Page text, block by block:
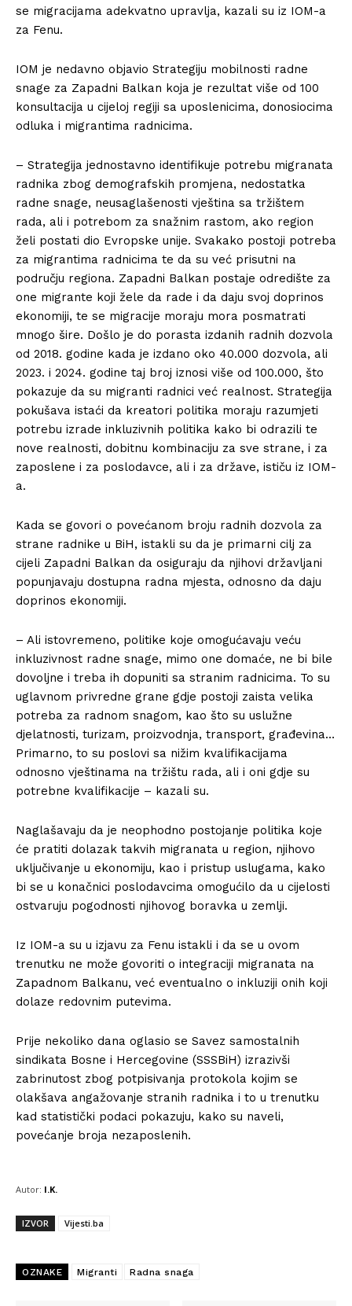
se migracijama adekvatno upravlja, kazali su iz IOM-a
za Fenu.
IOM je nedavno objavio Strategiju mobilnosti radne
snage za Zapadni Balkan koja je rezultat više od 100
konsultacija u cijeloj regiji sa uposlenicima, donosiocima
odluka i migrantima radnicima.
– Strategija jednostavno identifikuje potrebu migranata
radnika zbog demografskih promjena, nedostatka
radne snage, neusaglašenosti vještina sa tržištem
rada, ali i potrebom za snažnim rastom, ako region
želi postati dio Evropske unije. Svakako postoji potreba
za migrantima radnicima te da su već prisutni na
području regiona. Zapadni Balkan postaje odredište za
one migrante koji žele da rade i da daju svoj doprinos
ekonomiji, te se migracije moraju mora posmatrati
mnogo šire. Došlo je do porasta izdanih radnih dozvola
od 2018. godine kada je izdano oko 40.000 dozvola, ali
2023. i 2024. godine taj broj iznosi više od 100.000, što
pokazuje da su migranti radnici već realnost. Strategija
pokušava istaći da kreatori politika moraju razumjeti
potrebu izrade inkluzivnih politika kako bi odrazili te
nove realnosti, dobitnu kombinaciju za sve strane, i za
zaposlene i za poslodavce, ali i za države, ističu iz IOM-
a.
Kada se govori o povećanom broju radnih dozvola za
strane radnike u BiH, istakli su da je primarni cilj za
cijeli Zapadni Balkan da osiguraju da njihovi državljani
popunjavaju dostupna radna mjesta, odnosno da daju
doprinos ekonomiji.
– Ali istovremeno, politike koje omogućavaju veću
inkluzivnost radne snage, mimo one domaće, ne bi bile
dovoljne i treba ih dopuniti sa stranim radnicima. To su
uglavnom privredne grane gdje postoji zaista velika
potreba za radnom snagom, kao što su uslužne
djelatnosti, turizam, proizvodnja, transport, građevina…
Primarno, to su poslovi sa nižim kvalifikacijama
odnosno vještinama na tržištu rada, ali i oni gdje su
potrebne kvalifikacije – kazali su.
Naglašavaju da je neophodno postojanje politika koje
će pratiti dolazak takvih migranata u region, njihovo
uključivanje u ekonomiju, kao i pristup uslugama, kako
bi se u konačnici poslodavcima omogućilo da u cijelosti
ostvaruju pogodnosti njihovog boravka u zemlji.
Iz IOM-a su u izjavu za Fenu istakli i da se u ovom
trenutku ne može govoriti o integraciji migranata na
Zapadnom Balkanu, već eventualno o inkluziji onih koji
dolaze redovnim putevima.
Prije nekoliko dana oglasio se Savez samostalnih
sindikata Bosne i Hercegovine (SSSBiH) izrazivši
zabrinutost zbog potpisivanja protokola kojim se
olakšava angažovanje stranih radnika i to u trenutku
kad statistički podaci pokazuju, kako su naveli,
povećanje broja nezaposlenih.
Autor: I.K.
IZVOR Vijesti.ba
OZNAKE Migranti Radna snaga